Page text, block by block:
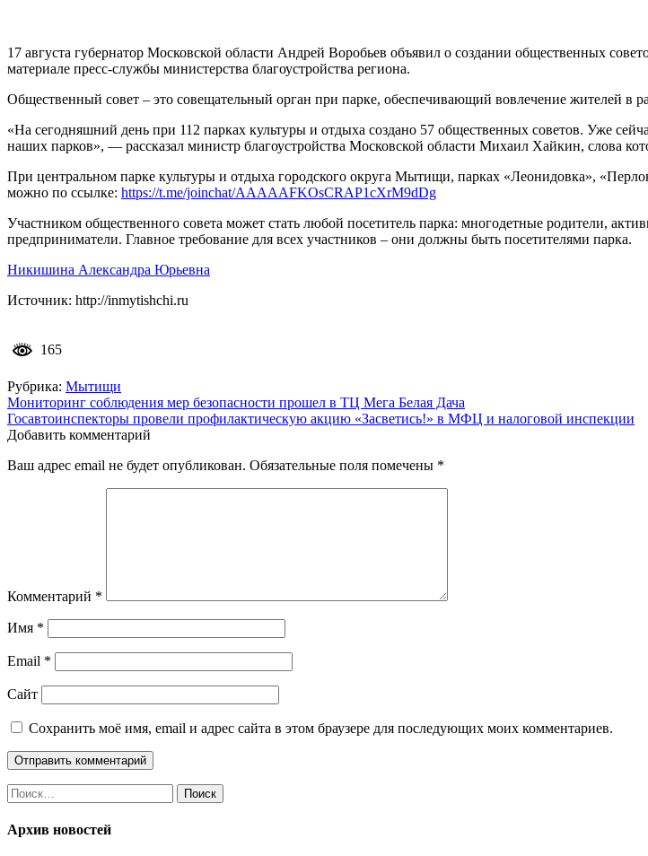
17 августа губернатор Московской области Андрей Воробьев объявил о создании общественных
материале пресс-службы министерства благоустройства региона.
Общественный совет – это совещательный орган при парке, обеспечивающий вовлечение жителей в
«На сегодняшний день при 112 парках культуры и отдыха создано 57 общественных советов. Уже
наших парков», — рассказал министр благоустройства Московской области Михаил Хайкин, слова
При центральном парке культуры и отдыха городского округа Мытищи, парках «Леонидовка»,
можно по ссылке: https://t.me/joinchat/AAAAAFKOsCRAP1cXrM9dDg
Участником общественного совета может стать любой посетитель парка: многодетные родители,
предприниматели. Главное требование для всех участников – они должны быть посетителями парка.
Никишина Александра Юрьевна
Источник: http://inmytishchi.ru
165
Рубрика: Мытищи
Навигация
по
Мониторинг соблюдения мер безопасности прошел в ТЦ Мега Белая Дача
Госавтоинспекторы провели профилактическую акцию «Засветись!» в МФЦ и налоговой инспекции
Добавить комментарий
Ваш адрес email не будет опубликован. Обязательные поля помечены *
Комментарий *
Имя *
Email *
Сайт
Сохранить моё имя, email и адрес сайта в этом браузере для последующих моих комментариев.
Найти:
Архив новостей